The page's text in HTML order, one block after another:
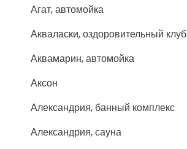
Агат, автомойка
Акваласки, оздоровительный клуб
Аквамарин, автомойка
Аксон
Александрия, банный комплекс
Александрия, сауна